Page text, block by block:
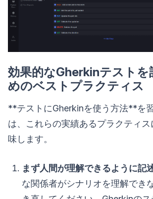
効果的なGherkinテストを
めのベストプラクティス
**テストにGherkinを使う方法**を
は、これらの実績あるプラクティ
味します。
まず人間が理解できるように記
な関係者がシナリオを理解でき